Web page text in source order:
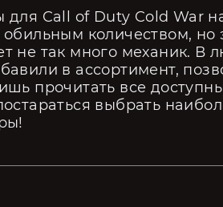
для Call of Duty Cold War
обильным количеством, но
не так много механик. В
в ассортимент,
прочитать все
выбрать